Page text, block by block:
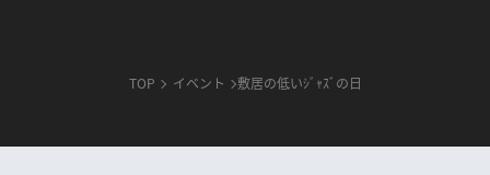
TOP イベント 敷居の低いｼﾞｬｽﾞの日